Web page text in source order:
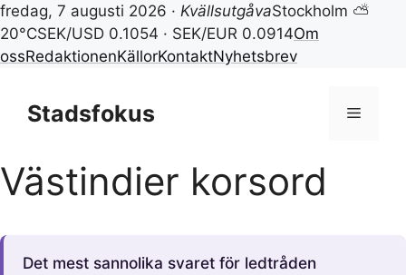
fredag, 7 augusti 2026 · KvällsutgåvaStockholm ⛅
20°CSEK/USD 0.1054 · SEK/EUR 0.0914Om
ossRedaktionenKällorKontaktNyhetsbrev
innehållStadsfokus Meny
Västindier korsord
Det mest sannolika svaret för ledtråden